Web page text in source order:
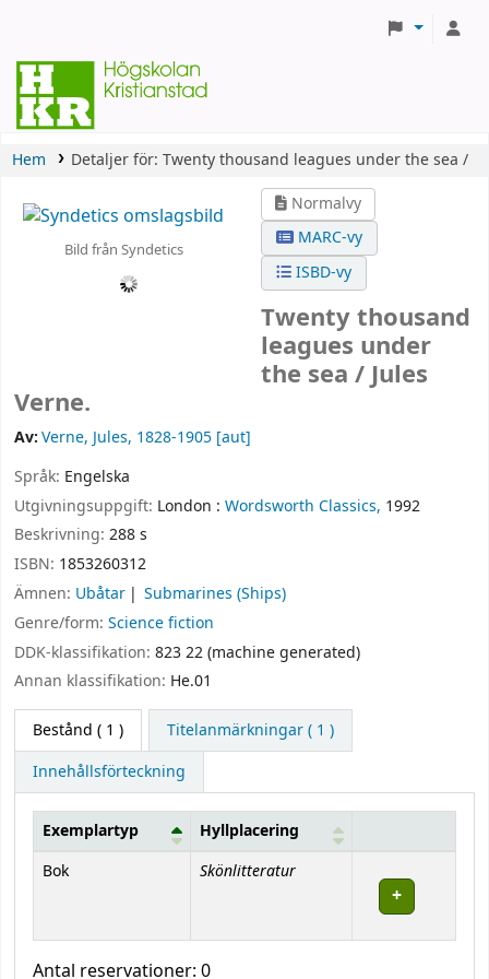
Hem Detaljer för: Twenty thousand leagues under the sea /
Bild från Syndetics
Normalvy
MARC-vy
ISBD-vy
Twenty thousand
leagues under
the sea / Jules
Verne.
Av:Verne, Jules, 1828-1905 [aut]
Språk: Engelska
Utgivningsuppgift: London : Wordsworth Classics, 1992
Beskrivning: 288 s
ISBN: 1853260312
Ämnen: Ubåtar
Submarines (Ships)
Genre/form: Science fiction
DDK-klassifikation: 823 22 (machine generated)
Annan klassifikation: He.01
Bestånd ( 1 )
Titelanmärkningar ( 1 )
Innehållsförteckning
Bestånd
Exemplartyp
Hyllplacering
Bok
Skönlitteratur
Antal reservationer: 0